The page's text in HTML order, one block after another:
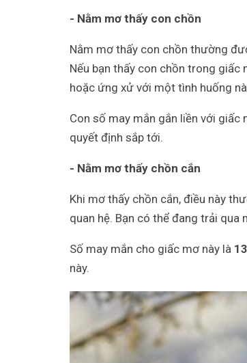
- Nằm mơ thấy con chồn
Nằm mơ thấy con chồn thường
Nếu bạn thấy con chồn trong giấc
hoặc ứng xử với một tình huống
Con số may mắn gắn liền với giấc
quyết định sắp tới.
- Nằm mơ thấy chồn cắn
Khi mơ thấy chồn cắn, điều này
quan hệ. Bạn có thể đang trải
Số may mắn cho giấc mơ này là 13
này.